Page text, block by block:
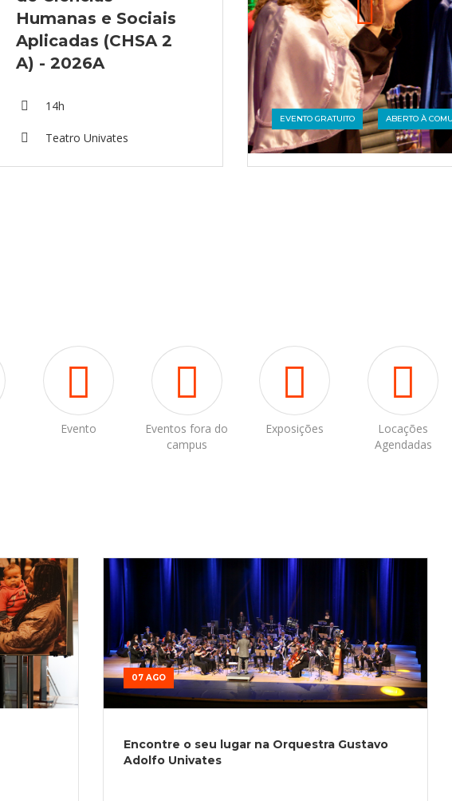
Humanas e Sociais
Aplicadas (CHSA 2
A) - 2026A
14h
Teatro Univates
EVENTO GRATUITO ABERTO À
Evento
Eventos fora do
campus
Exposições
Locações
Agendadas
07 AGO
Encontre o seu lugar na Orquestra Gustavo
Adolfo Univates